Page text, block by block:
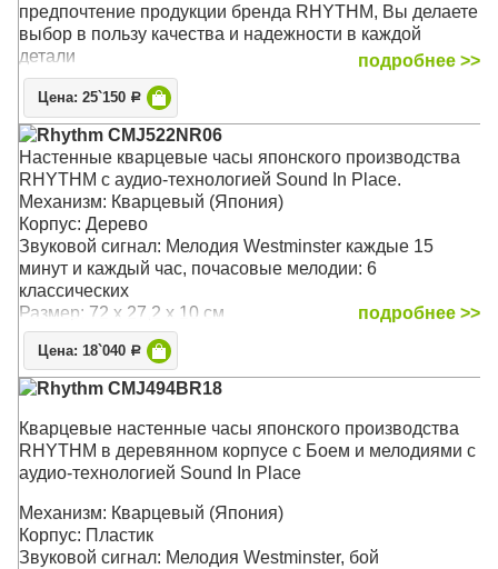
предпочтение продукции бренда RHYTHM, Вы делаете
выбор в пользу качества и надежности в каждой
детали
Механизм: Кварцевый (Япония)
Корпус: Дерево
Звуковой сигнал: Мелодия Westminster каждые 15
минут и каждый час, почасовые мелодии: 6
классических, 3 рождественские
Размер: 30 х 63 х 12 см
подробнее >>
Цена: 25`150 Р
Rhythm CMJ522NR06
Настенные кварцевые часы японского производства
RHYTHM с аудио-технологией Sound In Place.
Механизм: Кварцевый (Япония)
Корпус: Дерево
Звуковой сигнал: Мелодия Westminster каждые 15
минут и каждый час, почасовые мелодии: 6
классических
Размер: 72 х 27,2 х 10 см
подробнее >>
Цена: 18`040 Р
Rhythm CMJ494BR18
Кварцевые настенные часы японского производства
RHYTHM в деревянном корпусе с Боем и мелодиями с
аудио-технологией Sound In Place
Механизм: Кварцевый (Япония)
Корпус: Пластик
Звуковой сигнал: Мелодия Westminster, бой